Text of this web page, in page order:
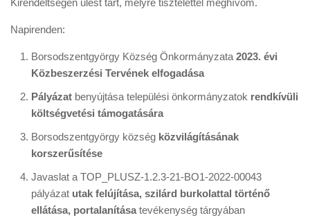
Kirendeltségén ülést tart, melyre tisztelettel meghívom.
Napirenden:
Borsodszentgyörgy Község Önkormányzata 2023. évi
Közbeszerzési Tervének elfogadása
Pályázat benyújtása települési önkormányzatok rendkívüli
költségvetési támogatására
Borsodszentgyörgy község közvilágításának
korszerűsítése
Javaslat a TOP_PLUSZ-1.2.3-21-BO1-2022-00043
pályázat utak felújítása, szilárd burkolattal történő
ellátása, portalanítása tevékenység tárgyában